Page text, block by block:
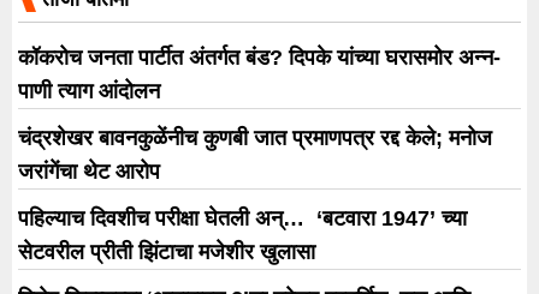
कॉकरोच जनता पार्टीत अंतर्गत बंड? दिपके यांच्या घरासमोर अन्न-
पाणी त्याग आंदोलन
चंद्रशेखर बावनकुळेंनीच कुणबी जात प्रमाणपत्र रद्द केले; मनोज
जरांगेंचा थेट आरोप
पहिल्याच दिवशीच परीक्षा घेतली अन्… ‘बटवारा 1947’ च्या
सेटवरील प्रीती झिंटाचा मजेशीर खुलासा